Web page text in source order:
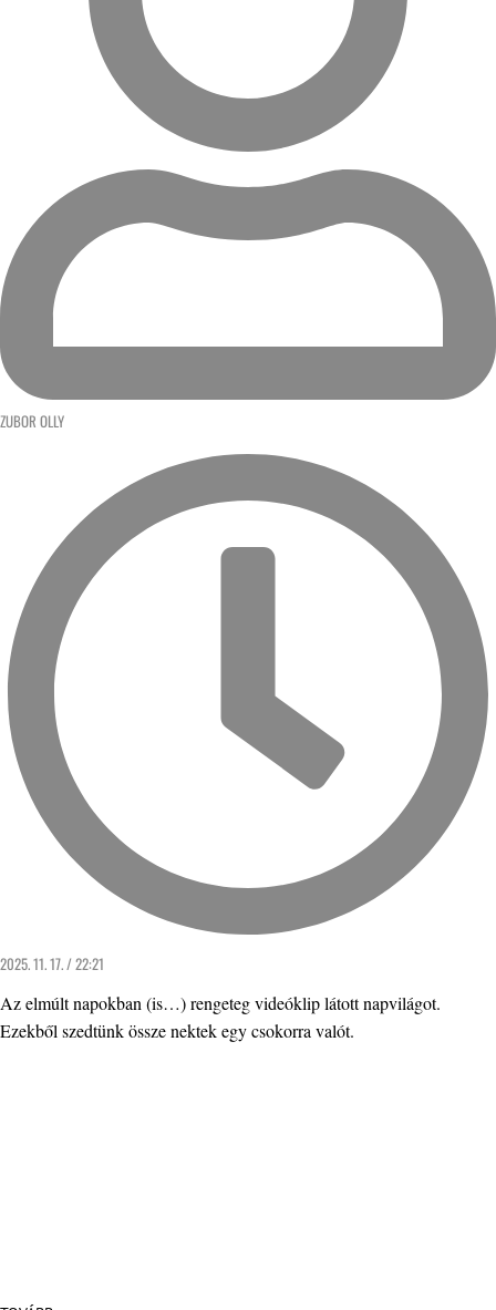
ZUBOR OLLY
2025. 11. 17. / 22:21
Az elmúlt napokban (is…) rengeteg videóklip látott napvilágot.
Ezekből szedtünk össze nektek egy csokorra valót.